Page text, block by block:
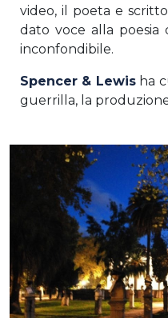
video, il poeta e
dato voce alla
inconfondibile.
Spencer & Lewisha
guerrilla, la